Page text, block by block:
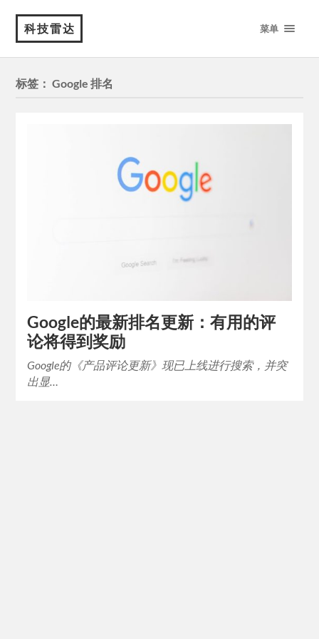
科技雷达 菜单
标签：Google 排名
Google的最新排名更新：有用的评
论将得到奖励
Google的《产品评论更新》现已上线进行搜索，并突
出显…